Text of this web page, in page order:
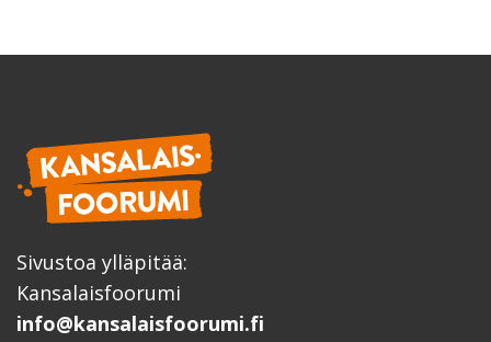
Sivustoa ylläpitää:
Kansalaisfoorumi
info@kansalaisfoorumi.fi